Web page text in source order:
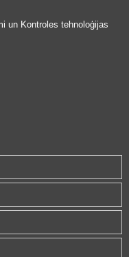
un Kontroles tehnoloģijas